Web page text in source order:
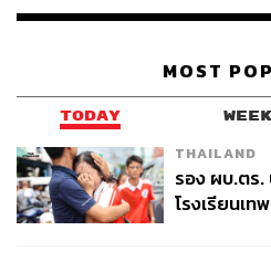
ในหมวดเครื่องจิ้ม เคียงกั
หมูราชบุรีส่วนท้องเคี่ยวจนนุ่มเปื่
MOST
TODAY WEEK
THAILAND
รอง ผบ.ตร
โรงเรียนเ